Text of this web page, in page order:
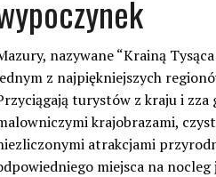
nazywane “Krainą Tysąca
z najpiękniejszych
turystów z kraju i zza
krajobrazami,
atrakcjami
miejsca na nocleg